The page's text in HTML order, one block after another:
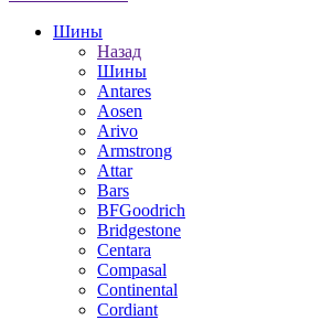
Шины
Назад
Шины
Antares
Aosen
Arivo
Armstrong
Attar
Bars
BFGoodrich
Bridgestone
Centara
Compasal
Continental
Cordiant